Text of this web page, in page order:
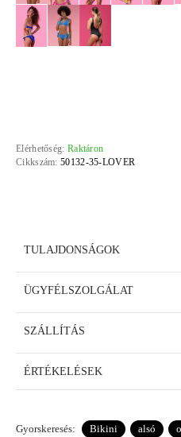
Elérhetőség: Raktáron
Cikkszám: 50132-35-LOVER
TULAJDONSÁGOK
ÜGYFÉLSZOLGÁLAT
SZÁLLÍTÁS
ÉRTÉKELÉSEK
Gyorskeresés: Bikini alsó